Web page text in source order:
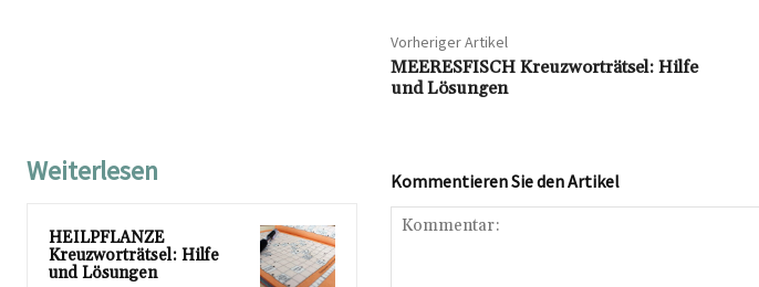
Vorheriger Artikel
MEERESFISCH Kreuzworträtsel: Hilfe
und Lösungen
Weiterlesen
HEILPFLANZE
Kreuzworträtsel: Hilfe
und Lösungen
Kommentieren Sie den Artikel